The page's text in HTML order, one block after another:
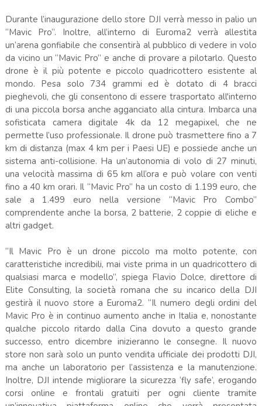
Durante l’inaugurazione dello store DJI verrà messo in palio un
“Mavic Pro”. Inoltre, all’interno di Euroma2 verrà allestita
un’arena gonfiabile che consentirà al pubblico di vedere in volo
da vicino un “Mavic Pro” e anche di provare a pilotarlo. Questo
drone è il più potente e piccolo quadricottero esistente al
mondo. Pesa solo 734 grammi ed è dotato di 4 bracci
pieghevoli, che gli consentono di essere trasportato all'interno
di una piccola borsa anche agganciato alla cintura. Imbarca una
sofisticata camera digitale 4k da 12 megapixel, che ne
permette l’uso professionale. Il drone può trasmettere fino a 7
km di distanza (max 4 km per i Paesi UE) e possiede anche un
sistema anti-collisione. Ha un’autonomia di volo di 27 minuti,
una velocità massima di 65 km all’ora e può volare con venti
fino a 40 km orari. Il “Mavic Pro” ha un costo di 1.199 euro, che
sale a 1.499 euro nella versione “Mavic Pro Combo”
comprendente anche la borsa, 2 batterie, 2 coppie di eliche e
altri gadget.
“Il Mavic Pro è un drone piccolo ma molto potente, con
caratteristiche incredibili, mai viste prima in un quadricottero di
qualsiasi marca e modello”, spiega Flavio Dolce, direttore di
Elite Consulting, la società romana che su incarico della DJI
gestirà il nuovo store a Euroma2. “Il numero degli ordini del
Mavic Pro è in continuo aumento anche in Italia e, nonostante
qualche piccolo ritardo dalla Cina dovuto a questo grande
successo, entro dicembre inizieranno le consegne. Il nuovo
store non sarà solo un punto vendita ufficiale dei prodotti DJI,
ma anche un laboratorio per l’assistenza e la manutenzione.
Inoltre, DJI intende migliorare la sicurezza ‘fly safe’, erogando
corsi online e frontali gratuiti per ogni cliente tramite